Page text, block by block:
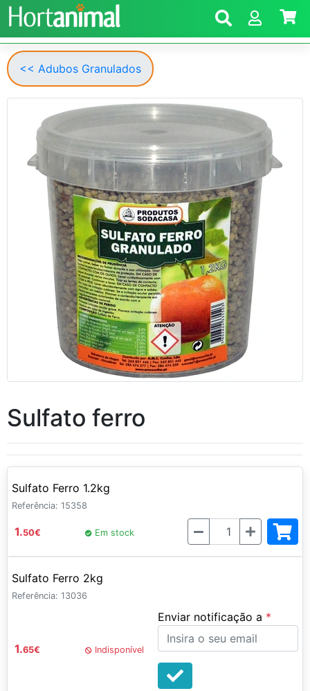
<< Adubos Granulados
Sulfato ferro
Sulfato Ferro 1.2kg
Referência: 15358
1.50€ Em stock Quantidade
Sulfato Ferro 2kg
Referência: 13036
1.65€ Indisponível
Enviar notificação a